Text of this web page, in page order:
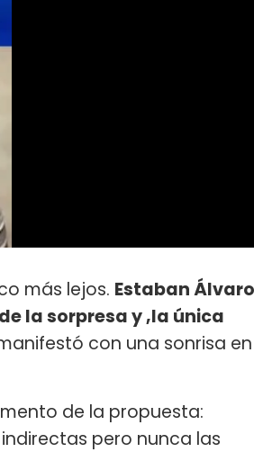
más lejos. Estaban Álvaro
la sorpresa y ,la única
con una sonrisa en
de la propuesta:
pero nunca las